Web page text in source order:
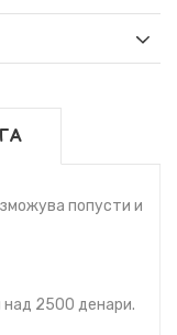
попусти и
над 2500 денари.